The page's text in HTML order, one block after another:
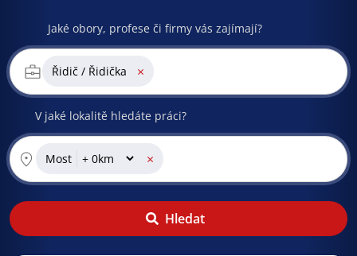
Jaké obory, profese či firmy vás zajímají?
Řidič / Řidička ×
V jaké lokalitě hledáte práci?
Most ×
Hledat